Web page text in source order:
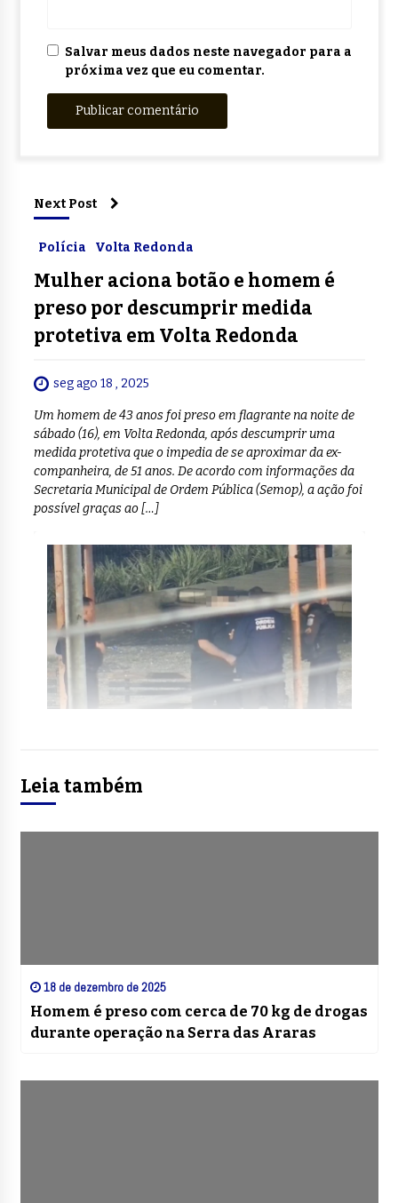
Salvar meus dados neste navegador para a
próxima vez que eu comentar.
Next Post
Polícia Volta Redonda
Mulher aciona botão e homem é
preso por descumprir medida
protetiva em Volta Redonda
seg ago 18 , 2025
Um homem de 43 anos foi preso em flagrante na noite de
sábado (16), em Volta Redonda, após descumprir uma
medida protetiva que o impedia de se aproximar da ex-
companheira, de 51 anos. De acordo com informações da
Secretaria Municipal de Ordem Pública (Semop), a ação foi
possível graças ao […]
Leia também
18 de dezembro de 2025
Homem é preso com cerca de 70 kg de drogas
durante operação na Serra das Araras